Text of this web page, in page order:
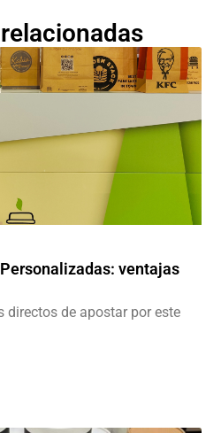
ventajas
directos de apostar por este